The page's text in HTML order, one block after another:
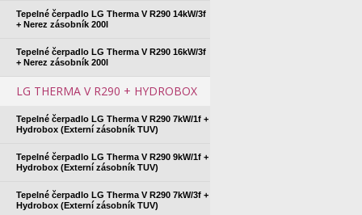
Tepelné čerpadlo LG Therma V R290 14kW/3f
+ Nerez zásobník 200l
Tepelné čerpadlo LG Therma V R290 16kW/3f
+ Nerez zásobník 200l
LG THERMA V R290 + HYDROBOX
Tepelné čerpadlo LG Therma V R290 7kW/1f +
Hydrobox (Externí zásobník TUV)
Tepelné čerpadlo LG Therma V R290 9kW/1f +
Hydrobox (Externí zásobník TUV)
Tepelné čerpadlo LG Therma V R290 7kW/3f +
Hydrobox (Externí zásobník TUV)